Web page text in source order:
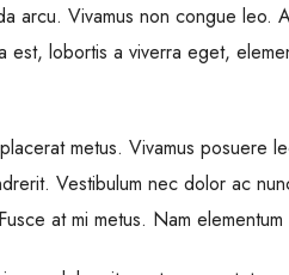
arcu. Vivamus non congue leo.
est, lobortis a viverra eget,
metus. Vivamus posuere
Vestibulum nec dolor ac
at mi metus. Nam